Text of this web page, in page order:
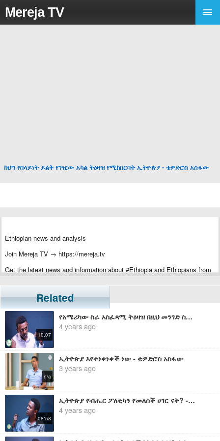
Mereja TV
ከህግ የበላይነት ይልቅ የገዢው አካል ትዕዛዝ የሚከበርባት ኢትዮጵያ - ቴዎድሮስ አስፋው
Ethiopian news and analysis
Join Mereja TV → https://mereja.tv
Get the latest news and information about #Ethiopia and Ethiopians from
For inquiry or additional information, visit Mereja.com
Mereja presents Ethiopian news, Ethiopian music, sports, arts, and
entertainment
Related
10:07
የአሜሪካው ስራ አስፈጻሚ ትዕዛዝ በዚህ መንገድ ስለ ኢትዮጵያ ይመለከተዋል ወይ? - ቴዎድሮስ አስፋው
4 years ago
n/a
ኢትዮጵያ እየተነቀነቀች ነው - ቴዎድሮስ አስፋው
3 years ago
08:58
ኢትዮጵያ የብሔር ፖለቲካን የመለሰች ሀገር ናት? - ቴዎድሮስ አስፋው
4 years ago